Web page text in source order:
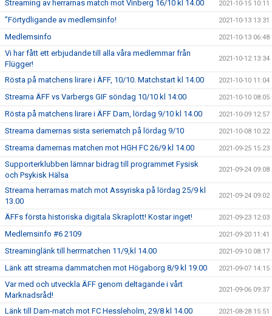
Streaming av herrarnas match mot Vinberg 16/10 kl 14.00 2021-10-15 10:11
”Förtydligande av medlemsinfo! 2021-10-13 13:31
Medlemsinfo 2021-10-13 06:48
Vi har fått ett erbjudande till alla våra medlemmar från
Flügger!
2021-10-12 13:34
Rösta på matchens lirare i ÄFF, 10/10. Matchstart kl 14.00 2021-10-10 11:04
Streama ÄFF vs Varbergs GIF söndag 10/10 kl 14:00 2021-10-10 08:05
Rösta på matchens lirare i ÄFF Dam, lördag 9/10 kl 14.00 2021-10-09 12:57
Streama damernas sista seriematch på lördag 9/10 2021-10-08 10:22
Streama damernas matchen mot HGH FC 26/9 kl 14.00 2021-09-25 15:23
Supporterklubben lämnar bidrag till programmet Fysisk
och Psykisk Hälsa
2021-09-24 09:08
Streama herrarnas match mot Assyriska på lördag 25/9 kl
13.00
2021-09-24 09:02
ÄFFs första historiska digitala Skraplott! Kostar inget! 2021-09-23 12:03
Medlemsinfo #6 2109 2021-09-20 11:41
Streaminglänk till herrmatchen 11/9,kl 14.00 2021-09-10 08:17
Länk att streama dammatchen mot Högaborg 8/9 kl 19.00 2021-09-07 14:15
Var med och utveckla ÄFF genom deltagande i vårt
Marknadsråd!
2021-09-06 09:37
Länk till Dam-match mot FC Hessleholm, 29/8 kl 14.00 2021-08-28 15:51